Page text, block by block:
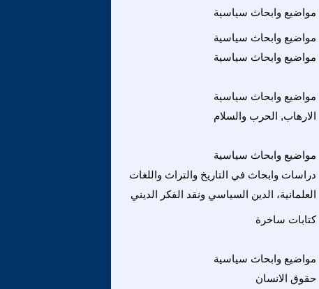
مواضيع وابحاث سياسية
مواضيع وابحاث سياسية
مواضيع وابحاث سياسية
مواضيع وابحاث سياسية
الارهاب, الحرب والسلام
مواضيع وابحاث سياسية
دراسات وابحاث في التاريخ والتراث واللغات
العلمانية، الدين السياسي ونقد الفكر الديني
كتابات ساخرة
مواضيع وابحاث سياسية
حقوق الانسان